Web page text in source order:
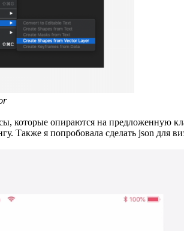
которые опираются на предложенную
Также я попробовала сделать json для